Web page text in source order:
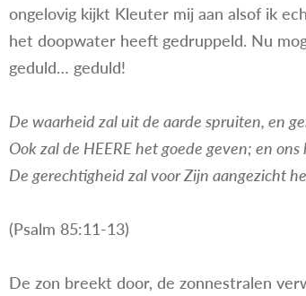
ongelovig kijkt Kleuter mij aan alsof ik
het doopwater heeft gedruppeld. Nu
geduld… geduld!
De waarheid zal uit de aarde spruiten, en
Ook zal de HEERE het goede geven; en
De gerechtigheid zal voor Zijn aangezicht
(Psalm 85:11-13)
De zon breekt door, de zonnestralen